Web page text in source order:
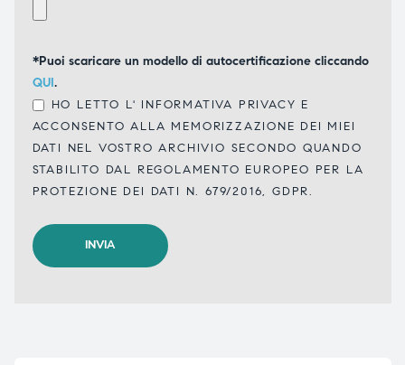
*Puoi scaricare un modello di autocertificazione cliccando
QUI.
HO LETTO L' INFORMATIVA PRIVACY E
ACCONSENTO ALLA MEMORIZZAZIONE DEI MIEI
DATI NEL VOSTRO ARCHIVIO SECONDO QUANDO
STABILITO DAL REGOLAMENTO EUROPEO PER LA
PROTEZIONE DEI DATI N. 679/2016, GDPR.